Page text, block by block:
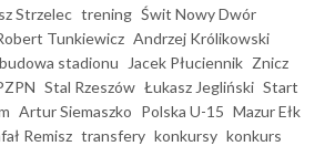
Strzelec trening Świt Nowy Dwór
Tunkiewicz Andrzej Królikowski
budowa stadionu Jacek Płuciennik Znicz
Stal Rzeszów Łukasz Jegliński Start
Artur Siemaszko Polska U-15 Mazur Ełk
Remisz transfery konkursy konkurs